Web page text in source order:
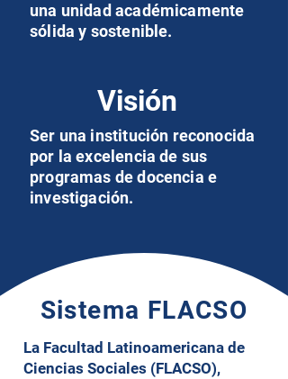
una unidad académicamente
sólida y sostenible.
Visión
Ser una institución reconocida
por la excelencia de sus
programas de docencia e
investigación.
Sistema FLACSO
La Facultad Latinoamericana de
Ciencias Sociales (FLACSO),